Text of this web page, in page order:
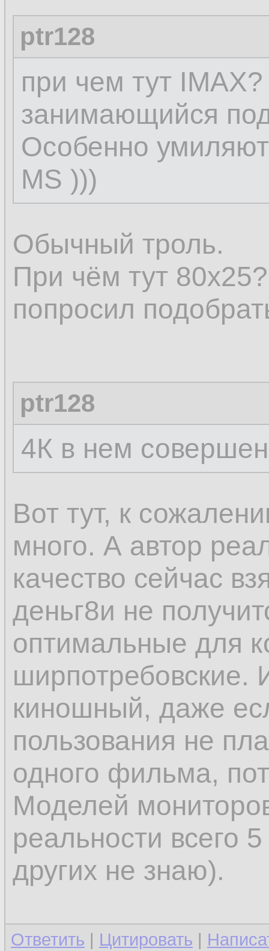
ptr128
при чем тут
занимающийся
Особенно
MS )))
Обычный троль.
При чём тут
попросил
ptr128
4К в нем
Вот тут, к
много. А автор
качество сейчас
деньг8и не
оптимальные для
ширпотребовские.
киношный, даже
пользования не
одного фильма,
Моделей
реальности всего
других не знаю).
Ответить | Цитировать |